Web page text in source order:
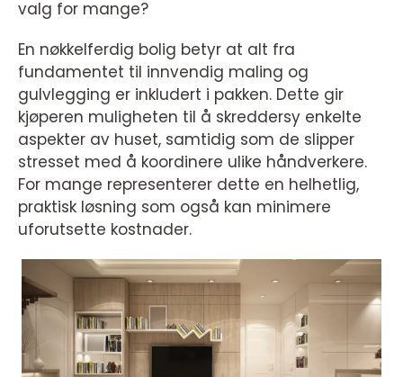
valg for mange?
En nøkkelferdig bolig betyr at alt fra
fundamentet til innvendig maling og
gulvlegging er inkludert i pakken. Dette gir
kjøperen muligheten til å skreddersy enkelte
aspekter av huset, samtidig som de slipper
stresset med å koordinere ulike håndverkere.
For mange representerer dette en helhetlig,
praktisk løsning som også kan minimere
uforutsette kostnader.